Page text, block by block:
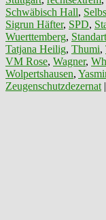
Schwäbisch Hall,
Sigrun Häfter, SPD,
Wuerttemberg,
Tatjana Heilig, Thumi,
VM Rose, Wagner,
Wolpertshausen,
Zeugenschutzdezernat |